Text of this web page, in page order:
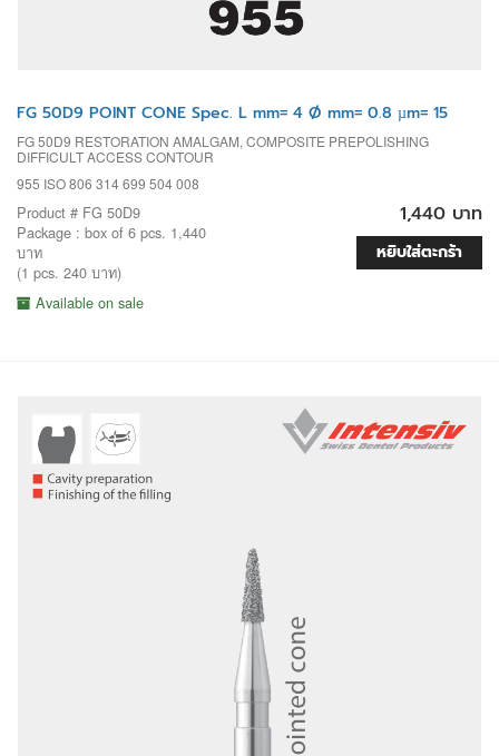
FG 50D9 POINT CONE Spec. L mm= 4 Ø mm= 0.8 µm= 15
FG 50D9 RESTORATION AMALGAM, COMPOSITE PREPOLISHING
DIFFICULT ACCESS CONTOUR
955 ISO 806 314 699 504 008
Product # FG 50D9
Package : box of 6 pcs. 1,440
บาท
(1 pcs. 240 บาท)
Available on sale
1,440 บาท
หยิบใส่ตะกร้า